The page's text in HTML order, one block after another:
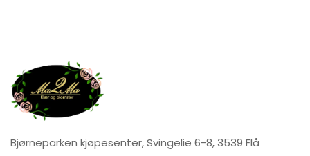
Bjørneparken kjøpesenter, Svingelie 6-8, 3539 Flå